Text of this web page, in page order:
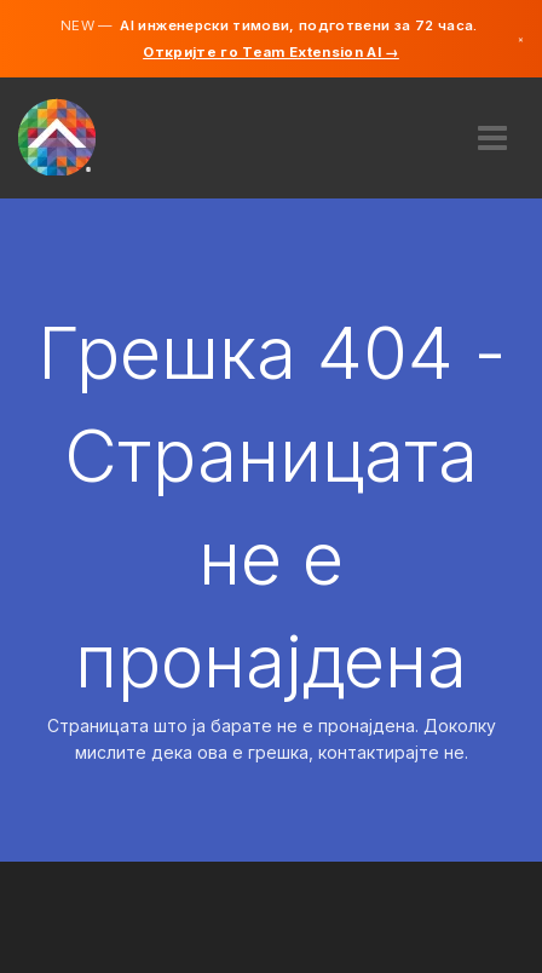
NEW —AI инженерски тимови, подготвени за 72 часа.
Откријте го Team Extension AI →
×
АНГАЖИРАЈ
Грешка 404 -
Страницата
не е
пронајдена
Страницата што ја барате не е пронајдена. Доколку
мислите дека ова е грешка, контактирајте не.